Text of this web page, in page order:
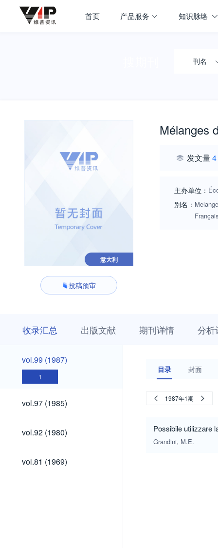
首页 产品服务 知识脉络
刊名
意大利
投稿预审
Mélanges
发文量4
主办单位：
别名：
收录汇总 出版文献 期刊详情 分析
vol.99
(1987)
vol.99 (1987)
1
vol.97
(1985)
vol.97 (1985)
vol.92
(1980)
vol.92 (1980)
vol.81
(1969)
vol.81 (1969)
目录 封面
1987年1期
Possibile utilizzare
Grandini, M.E.